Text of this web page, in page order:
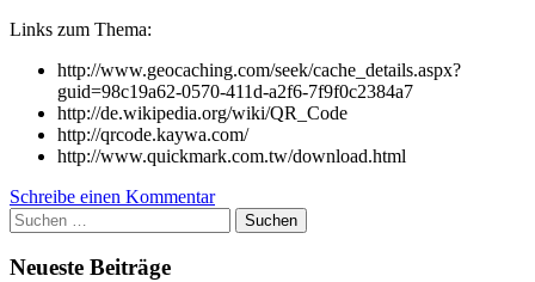
Links zum Thema:
http://www.geocaching.com/seek/cache_details.aspx?
guid=98c19a62-0570-411d-a2f6-7f9f0c2384a7
http://de.wikipedia.org/wiki/QR_Code
http://qrcode.kaywa.com/
http://www.quickmark.com.tw/download.html
Schreibe einen Kommentar
Suchen
nach:
Neueste Beiträge